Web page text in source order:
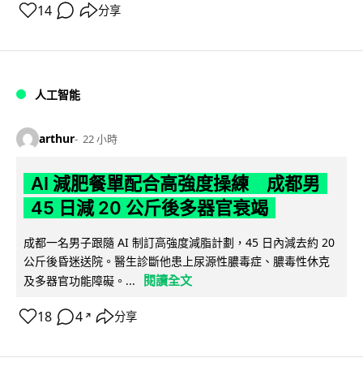
14 分享
人工智能
arthur 22 小時
AI 減肥餐單配合高強度操練 成都男
45 日減 20 公斤後多器官衰竭
成都一名男子跟隨 AI 制訂高強度減脂計劃，45 日內減去約 20
公斤後昏迷送院。醫生診斷他患上尿源性膿毒症、膿毒性休克
及多器官功能障礙。...
閱讀全文
18 4 ↗ 分享